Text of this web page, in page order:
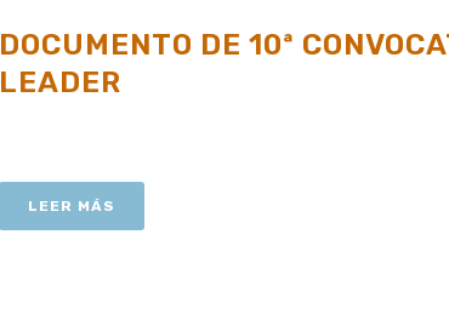
DOCUMENTO DE 10ª
LEADER
LEER MÁS